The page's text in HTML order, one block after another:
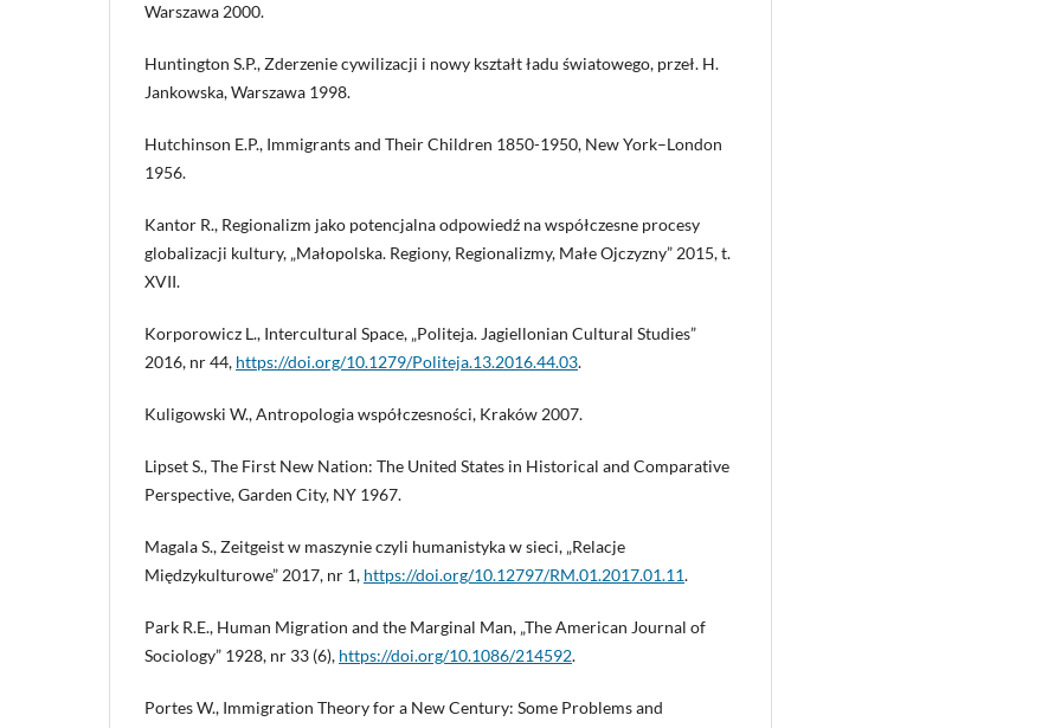
Warszawa 2000.
Huntington S.P., Zderzenie cywilizacji i nowy kształt ładu światowego, przeł. H.
Jankowska, Warszawa 1998.
Hutchinson E.P., Immigrants and Their Children 1850-1950, New York–London
1956.
Kantor R., Regionalizm jako potencjalna odpowiedź na współczesne procesy
globalizacji kultury, „Małopolska. Regiony, Regionalizmy, Małe Ojczyzny” 2015, t.
XVII.
Korporowicz L., Intercultural Space, „Politeja. Jagiellonian Cultural Studies”
2016, nr 44, https://doi.org/10.1279/Politeja.13.2016.44.03.
Kuligowski W., Antropologia współczesności, Kraków 2007.
Lipset S., The First New Nation: The United States in Historical and Comparative
Perspective, Garden City, NY 1967.
Magala S., Zeitgeist w maszynie czyli humanistyka w sieci, „Relacje
Międzykulturowe” 2017, nr 1, https://doi.org/10.12797/RM.01.2017.01.11.
Park R.E., Human Migration and the Marginal Man, „The American Journal of
Sociology” 1928, nr 33 (6), https://doi.org/10.1086/214592.
Portes W., Immigration Theory for a New Century: Some Problems and